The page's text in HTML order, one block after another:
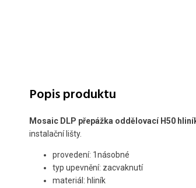
Popis produktu
Mosaic DLP přepážka oddělovací H50
instalační lišty.
provedení: 1násobné
typ upevnění: zacvaknutí
materiál: hliník